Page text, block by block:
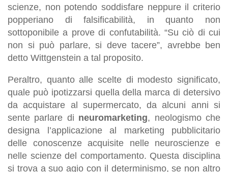
scienze, non potendo soddisfare neppure il criterio
popperiano di falsificabilità, in quanto non
sottoponibile a prove di confutabilità. “Su ciò di cui
non si può parlare, si deve tacere”, avrebbe ben
detto Wittgenstein a tal proposito.
Peraltro, quanto alle scelte di modesto significato,
quale può ipotizzarsi quella della marca di detersivo
da acquistare al supermercato, da alcuni anni si
sente parlare di neuromarketing, neologismo che
designa l’applicazione al marketing pubblicitario
delle conoscenze acquisite nelle neuroscienze e
nelle scienze del comportamento. Questa disciplina
si trova a suo agio con il determinismo, se non altro